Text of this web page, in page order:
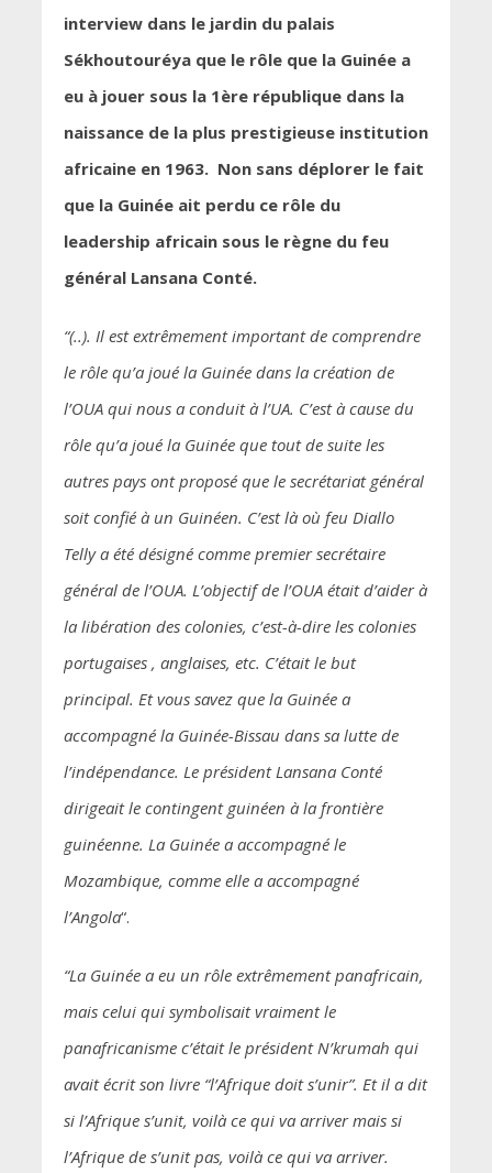
interview dans le jardin du palais
Sékhoutouréya que le rôle que la Guinée a
eu à jouer sous la 1ère république dans la
naissance de la plus prestigieuse institution
africaine en 1963. Non sans déplorer le fait
que la Guinée ait perdu ce rôle du
leadership africain sous le règne du feu
général Lansana Conté.
“(..). Il est extrêmement important de comprendre
le rôle qu’a joué la Guinée dans la création de
l’OUA qui nous a conduit à l’UA. C’est à cause du
rôle qu’a joué la Guinée que tout de suite les
autres pays ont proposé que le secrétariat général
soit confié à un Guinéen. C’est là où feu Diallo
Telly a été désigné comme premier secrétaire
général de l’OUA. L’objectif de l’OUA était d’aider à
la libération des colonies, c’est-à-dire les colonies
portugaises , anglaises, etc. C’était le but
principal. Et vous savez que la Guinée a
accompagné la Guinée-Bissau dans sa lutte de
l’indépendance. Le président Lansana Conté
dirigeait le contingent guinéen à la frontière
guinéenne. La Guinée a accompagné le
Mozambique, comme elle a accompagné
l’Angola“.
“La Guinée a eu un rôle extrêmement panafricain,
mais celui qui symbolisait vraiment le
panafricanisme c’était le président N’krumah qui
avait écrit son livre “l’Afrique doit s’unir”. Et il a dit
si l’Afrique s’unit, voilà ce qui va arriver mais si
l’Afrique de s’unit pas, voilà ce qui va arriver.